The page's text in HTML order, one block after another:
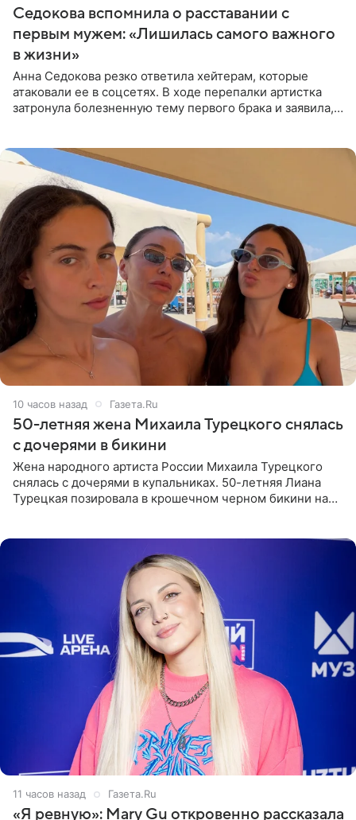
Седокова вспомнила о расставании с
первым мужем: «Лишилась самого важного
в жизни»
Анна Седокова резко ответила хейтерам, которые
атаковали ее в соцсетях. В ходе перепалки артистка
затронула болезненную тему первого брака и заявила,
10 часов назад Газета.Ru
50-летняя жена Михаила Турецкого снялась
с дочерями в бикини
Жена народного артиста России Михаила Турецкого
снялась с дочерями в купальниках. 50-летняя Лиана
Турецкая позировала в крошечном черном бикини на
11 часов назад Газета.Ru
«Я ревную»: Mary Gu откровенно рассказала